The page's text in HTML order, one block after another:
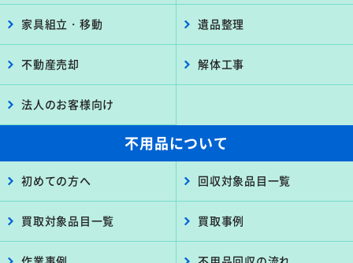
家具組立・移動 遺品整理
不動産売却 解体工事
法人のお客様向け
不用品について
初めての方へ 回収対象品目一覧
買取対象品目一覧 買取事例